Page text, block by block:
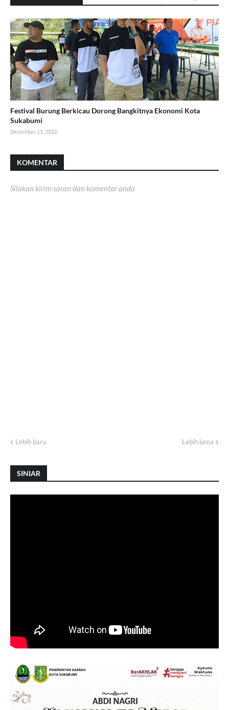
Festival Burung Berkicau Dorong Bangkitnya Ekonomi Kota
Sukabumi
Desember 11, 2022
KOMENTAR
Silakan kirim saran dan komentar anda
Lebih baru Lebih lama
SINIAR